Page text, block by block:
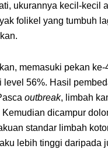
ukurannya kecil-kecil
folikel yang tumbuh
memasuki pekan
level 56%. Hasil
outbreak, limbah
dicampur
standar limbah
lebih tinggi daripada